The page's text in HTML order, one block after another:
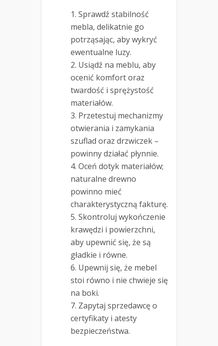
Sprawdź stabilność
mebla, delikatnie go
potrząsając, aby wykryć
ewentualne luzy.
Usiądź na meblu, aby
ocenić komfort oraz
twardość i sprężystość
materiałów.
Przetestuj mechanizmy
otwierania i zamykania
szuflad oraz drzwiczek –
powinny działać płynnie.
Oceń dotyk materiałów;
naturalne drewno
powinno mieć
charakterystyczną fakturę.
Skontroluj wykończenie
krawędzi i powierzchni,
aby upewnić się, że są
gładkie i równe.
Upewnij się, że mebel
stoi równo i nie chwieje się
na boki.
Zapytaj sprzedawcę o
certyfikaty i atesty
bezpieczeństwa.